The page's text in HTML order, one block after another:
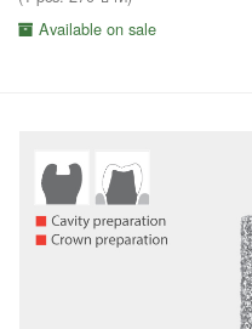
Available on sale